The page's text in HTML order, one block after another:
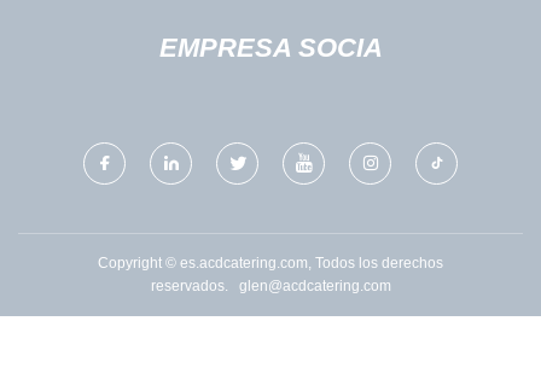
EMPRESA SOCIA
Copyright © es.acdcatering.com, Todos los derechos
reservados. glen@acdcatering.com